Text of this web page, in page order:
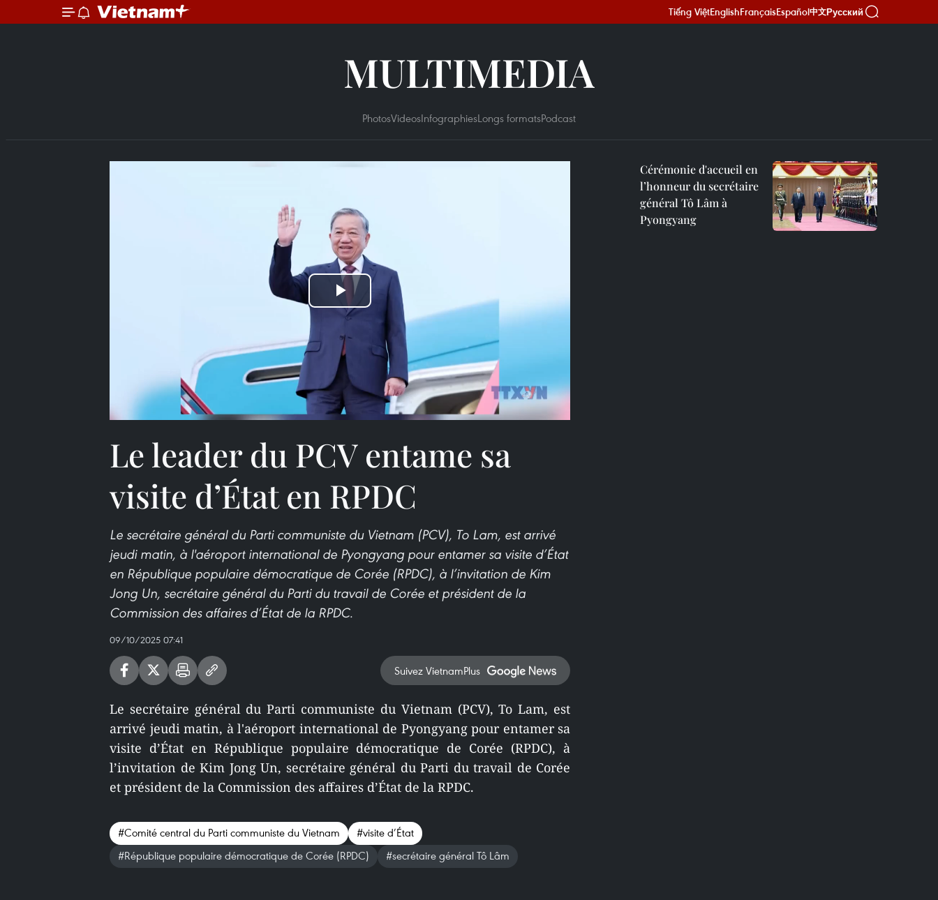
Tiếng ViệtEnglishFrançaisEspañol中文Русский
MULTIMEDIA
PhotosVideosInfographiesLongs formatsPodcast
Play
Video
Le leader du PCV entame sa
visite d’État en RPDC
Le secrétaire général du Parti communiste du Vietnam (PCV), To Lam, est arrivé
jeudi matin, à l'aéroport international de Pyongyang pour entamer sa visite d’État
en République populaire démocratique de Corée (RPDC), à l’invitation de Kim
Jong Un, secrétaire général du Parti du travail de Corée et président de la
Commission des affaires d’État de la RPDC.
09/10/2025 07:41
Suivez VietnamPlus
Le secrétaire général du Parti communiste du Vietnam (PCV), To Lam, est
arrivé jeudi matin, à l'aéroport international de Pyongyang pour entamer sa
visite d’État en République populaire démocratique de Corée (RPDC), à
l’invitation de Kim Jong Un, secrétaire général du Parti du travail de Corée
et président de la Commission des affaires d’État de la RPDC.
#Comité central du Parti communiste du Vietnam
#visite d’État
#République populaire démocratique de Corée (RPDC)
#secrétaire général Tô Lâm
Cérémonie d'accueil en
l’honneur du secrétaire
général Tô Lâm à
Pyongyang